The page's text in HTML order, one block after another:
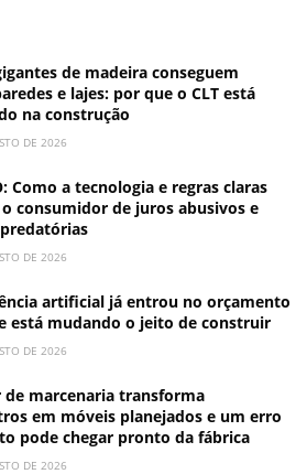
de madeira conseguem
e lajes: por que o CLT está
na construção
DE 2026
Como a tecnologia e regras claras
consumidor de juros abusivos e
DE 2026
artificial já entrou no orçamento
está mudando o jeito de construir
DE 2026
de marcenaria transforma
em móveis planejados e um erro
pode chegar pronto da fábrica
DE 2026